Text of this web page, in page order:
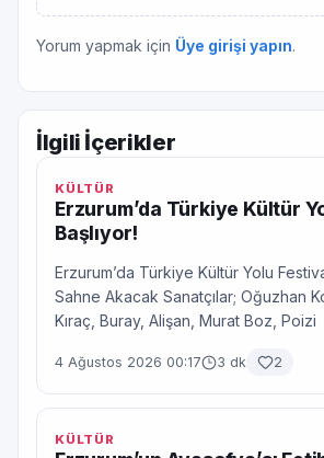
Yorum yapmak için Üye girişi yapın.
İlgili İçerikler
KÜLTÜR
Erzurum’da Türkiye Kültür
Başlıyor!
Erzurum’da Türkiye Kültür Yolu
Sahne Akacak Sanatçılar; Oğuzhan
Kıraç, Buray, Alişan, Murat Boz, Poizi
4 Ağustos 2026 00:17 3 dk 2
KÜLTÜR